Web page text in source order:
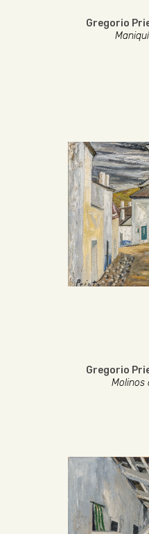
Gregorio
Gregorio
Molinos